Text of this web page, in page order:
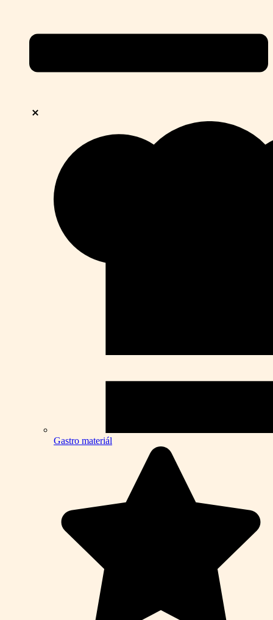
Gastro materiál